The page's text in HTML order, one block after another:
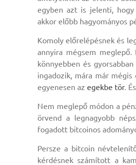
egyben azt is jelenti, hogy
akkor előbb hagyományos
Komoly előrelépésnek és
annyira mégsem
könnyebben és
ingadozik, mára már
egyenesen az egekbe tör.
Nem meglepő módon a
örvend a legnagyobb
fogadott bitcoinos
Persze a bitcoin
kérdésnek számított a